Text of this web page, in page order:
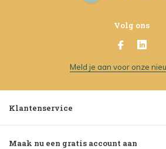
Volg ons
Meld je aan voor onze
Klantenservice
Maak nu een gratis account aan